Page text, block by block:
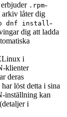
.rpm-
arkiv låter dig
dnf install-
dig att ladda
i
klienter
deras
löst detta i sina
inställning kan
i